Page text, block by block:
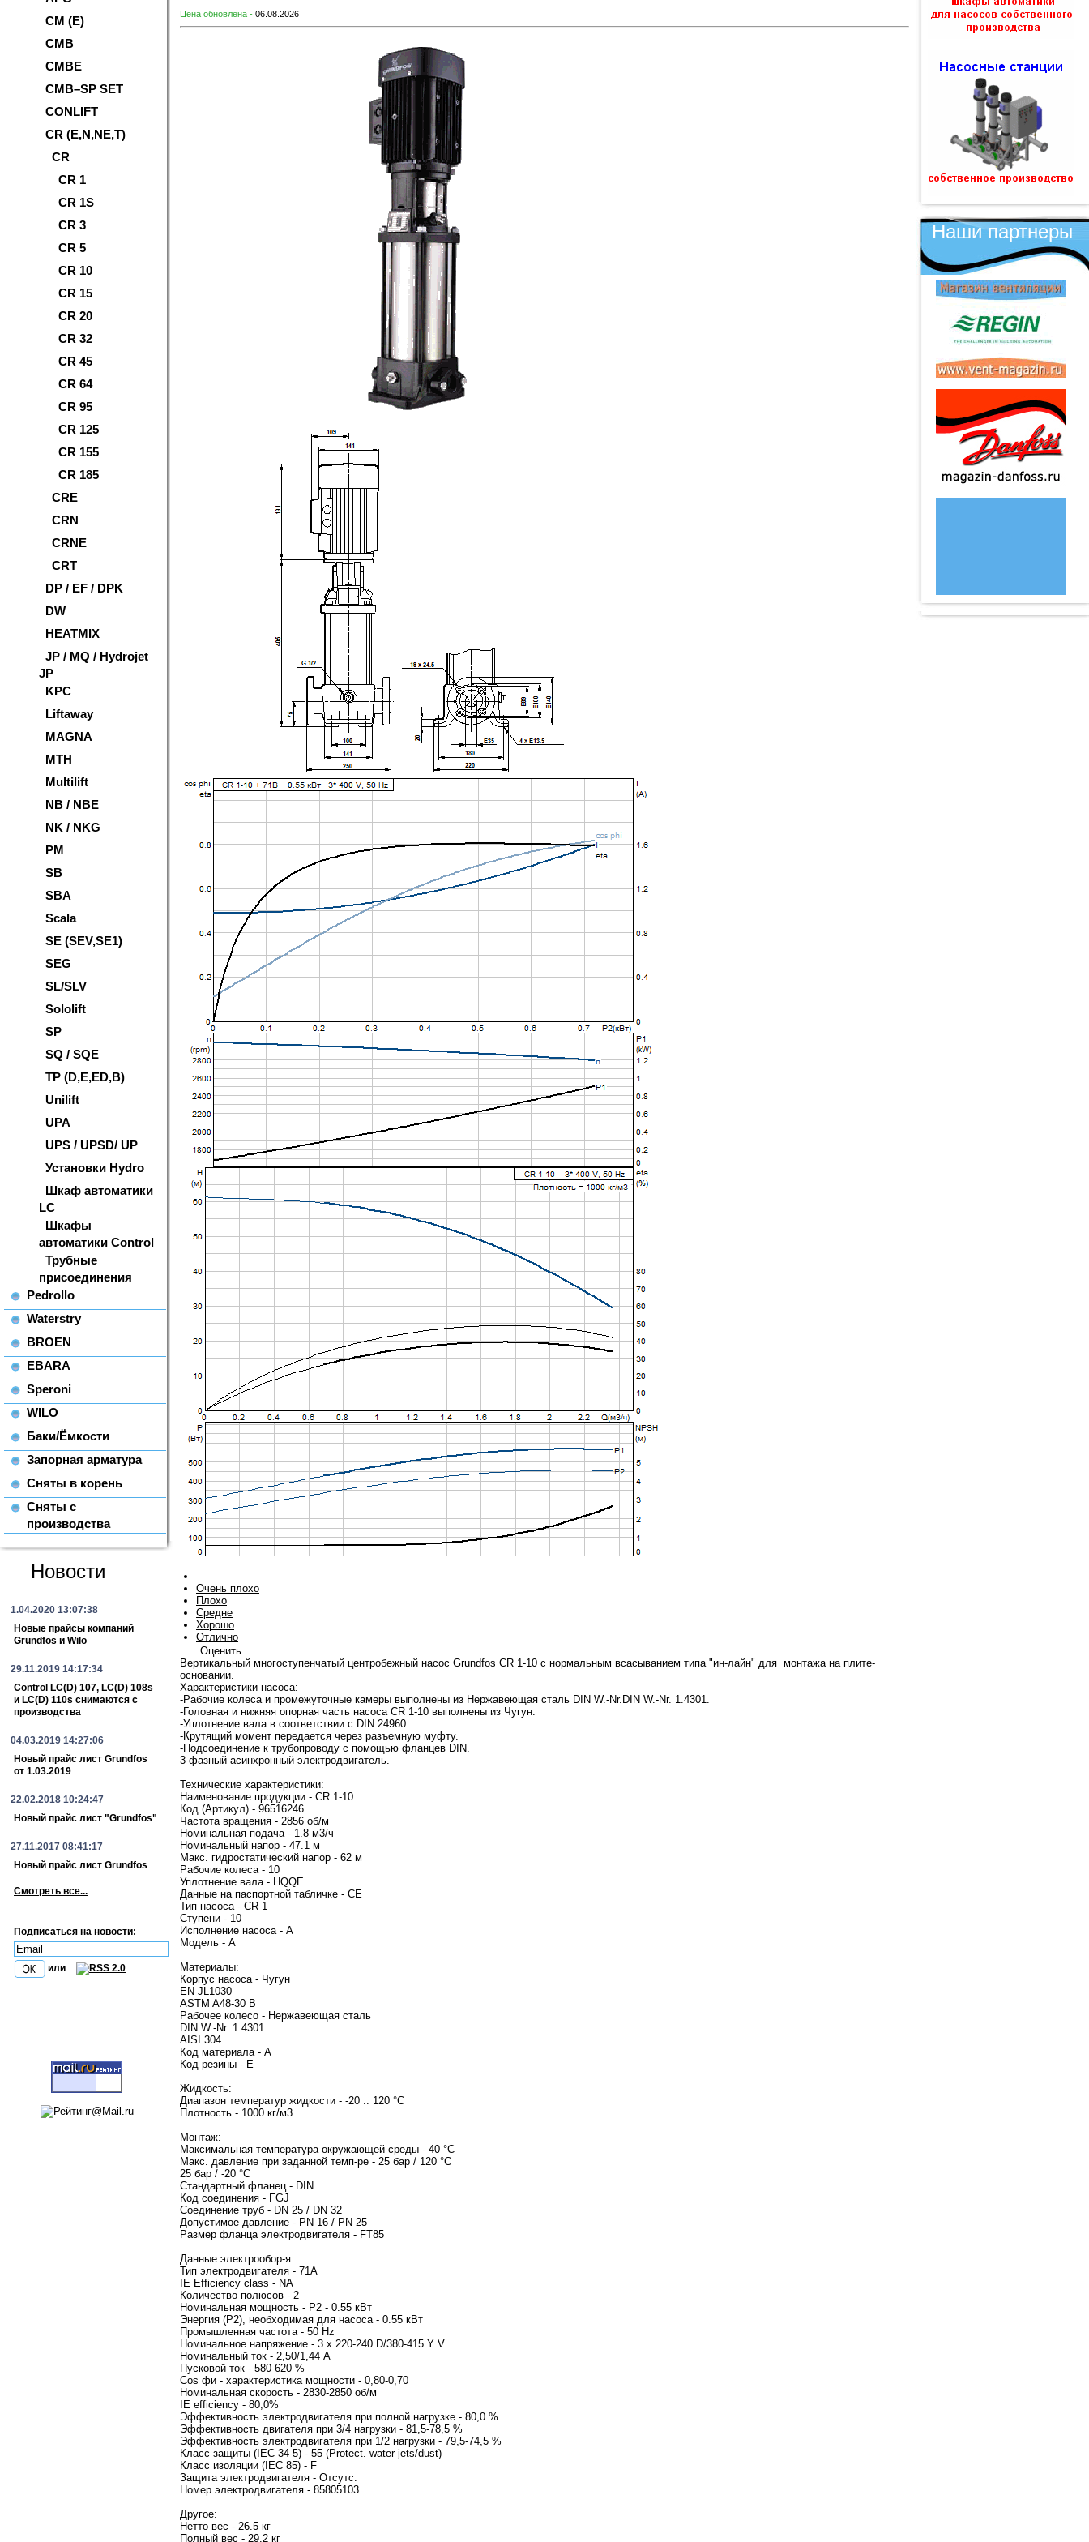
CM (E)
CMB
CMBE
CMB–SP SET
CONLIFT
CR (E,N,NE,T)
CR
CR 1
CR 1S
CR 3
CR 5
CR 10
CR 15
CR 20
CR 32
CR 45
CR 64
CR 95
CR 125
CR 155
CR 185
CRE
CRN
CRNE
CRT
DP / EF / DPK
DW
HEATMIX
JP / MQ / Hydrojet
JP
KPC
Liftaway
MAGNA
MTH
Multilift
NB / NBE
NK / NKG
PM
SB
SBA
Scala
SE (SEV,SE1)
SEG
SL/SLV
Sololift
SP
SQ / SQE
TP (D,E,ED,B)
Unilift
UPA
UPS / UPSD/ UP
Установки Hydro
Шкаф автоматики
LC
Шкафы
автоматики Control
Трубные
присоединения
Pedrollo
Waterstry
BROEN
EBARA
Speroni
WILO
Баки/Ёмкости
Запорная арматура
Сняты в корень
Сняты с
производства
Новости
1.04.2020 13:07:38
Новые прайсы компаний
Grundfos и Wilo
29.11.2019 14:17:34
Control LC(D) 107, LC(D) 108s
и LC(D) 110s снимаются с
производства
04.03.2019 14:27:06
Новый прайс лист Grundfos
от 1.03.2019
22.02.2018 10:24:47
Новый прайс лист "Grundfos"
27.11.2017 08:41:17
Новый прайс лист Grundfos
Смотреть все...
Подписаться на новости:
или
Наши партнеры
Цена обновлена - 06.08.2026
Очень плохо
Плохо
Средне
Хорошо
Отлично
Оценить
Вертикальный многоступенчатый центробежный насос Grundfos CR 1-10 с нормальным всасыванием типа "ин-лайн" для монтажа на плите-
основании.
Характеристики насоса:
-Рабочие колеса и промежуточные камеры выполнены из Нержавеющая сталь DIN W.-Nr.DIN W.-Nr. 1.4301.
-Головная и нижняя опорная часть насоса CR 1-10 выполнены из Чугун.
-Уплотнение вала в соответствии с DIN 24960.
-Крутящий момент передается через разъемную муфту.
-Подсоединение к трубопроводу с помощью фланцев DIN.
3-фазный асинхронный электродвигатель.
Технические характеристики:
Наименование продукции - CR 1-10
Код (Артикул) - 96516246
Частота вращения - 2856 об/м
Номинальная подача - 1.8 м3/ч
Номинальный напор - 47.1 м
Макс. гидростатический напор - 62 м
Рабочие колеса - 10
Уплотнение вала - HQQE
Данные на паспортной табличке - CE
Тип насоса - CR 1
Ступени - 10
Исполнение насоса - A
Модель - A
Материалы:
Корпус насоса - Чугун
EN-JL1030
ASTM A48-30 B
Рабочее колесо - Нержавеющая сталь
DIN W.-Nr. 1.4301
AISI 304
Код материала - A
Код резины - E
Жидкость:
Диапазон температур жидкости - -20 .. 120 °C
Плотность - 1000 кг/м3
Монтаж:
Максимальная температура окружающей среды - 40 °C
Макс. давление при заданной темп-ре - 25 бар / 120 °C
25 бар / -20 °C
Стандартный фланец - DIN
Код соединения - FGJ
Соединение труб - DN 25 / DN 32
Допустимое давление - PN 16 / PN 25
Размер фланца электродвигателя - FT85
Данные электрообор-я:
Тип электродвигателя - 71A
IE Efficiency class - NA
Количество полюсов - 2
Номинальная мощность - P2 - 0.55 кВт
Энергия (Р2), необходимая для насоса - 0.55 кВт
Промышленная частота - 50 Hz
Номинальное напряжение - 3 x 220-240 D/380-415 Y V
Номинальный ток - 2,50/1,44 A
Пусковой ток - 580-620 %
Cos фи - характеристика мощности - 0,80-0,70
Номинальная скорость - 2830-2850 об/м
IE efficiency - 80,0%
Эффективность электродвигателя при полной нагрузке - 80,0 %
Эффективность двигателя при 3/4 нагрузки - 81,5-78,5 %
Эффективность электродвигателя при 1/2 нагрузки - 79,5-74,5 %
Класс защиты (IEC 34-5) - 55 (Protect. water jets/dust)
Класс изоляции (IEC 85) - F
Защита электродвигателя - Отсутс.
Номер электродвигателя - 85805103
Другое:
Нетто вес - 26.5 кг
Полный вес - 29.2 кг